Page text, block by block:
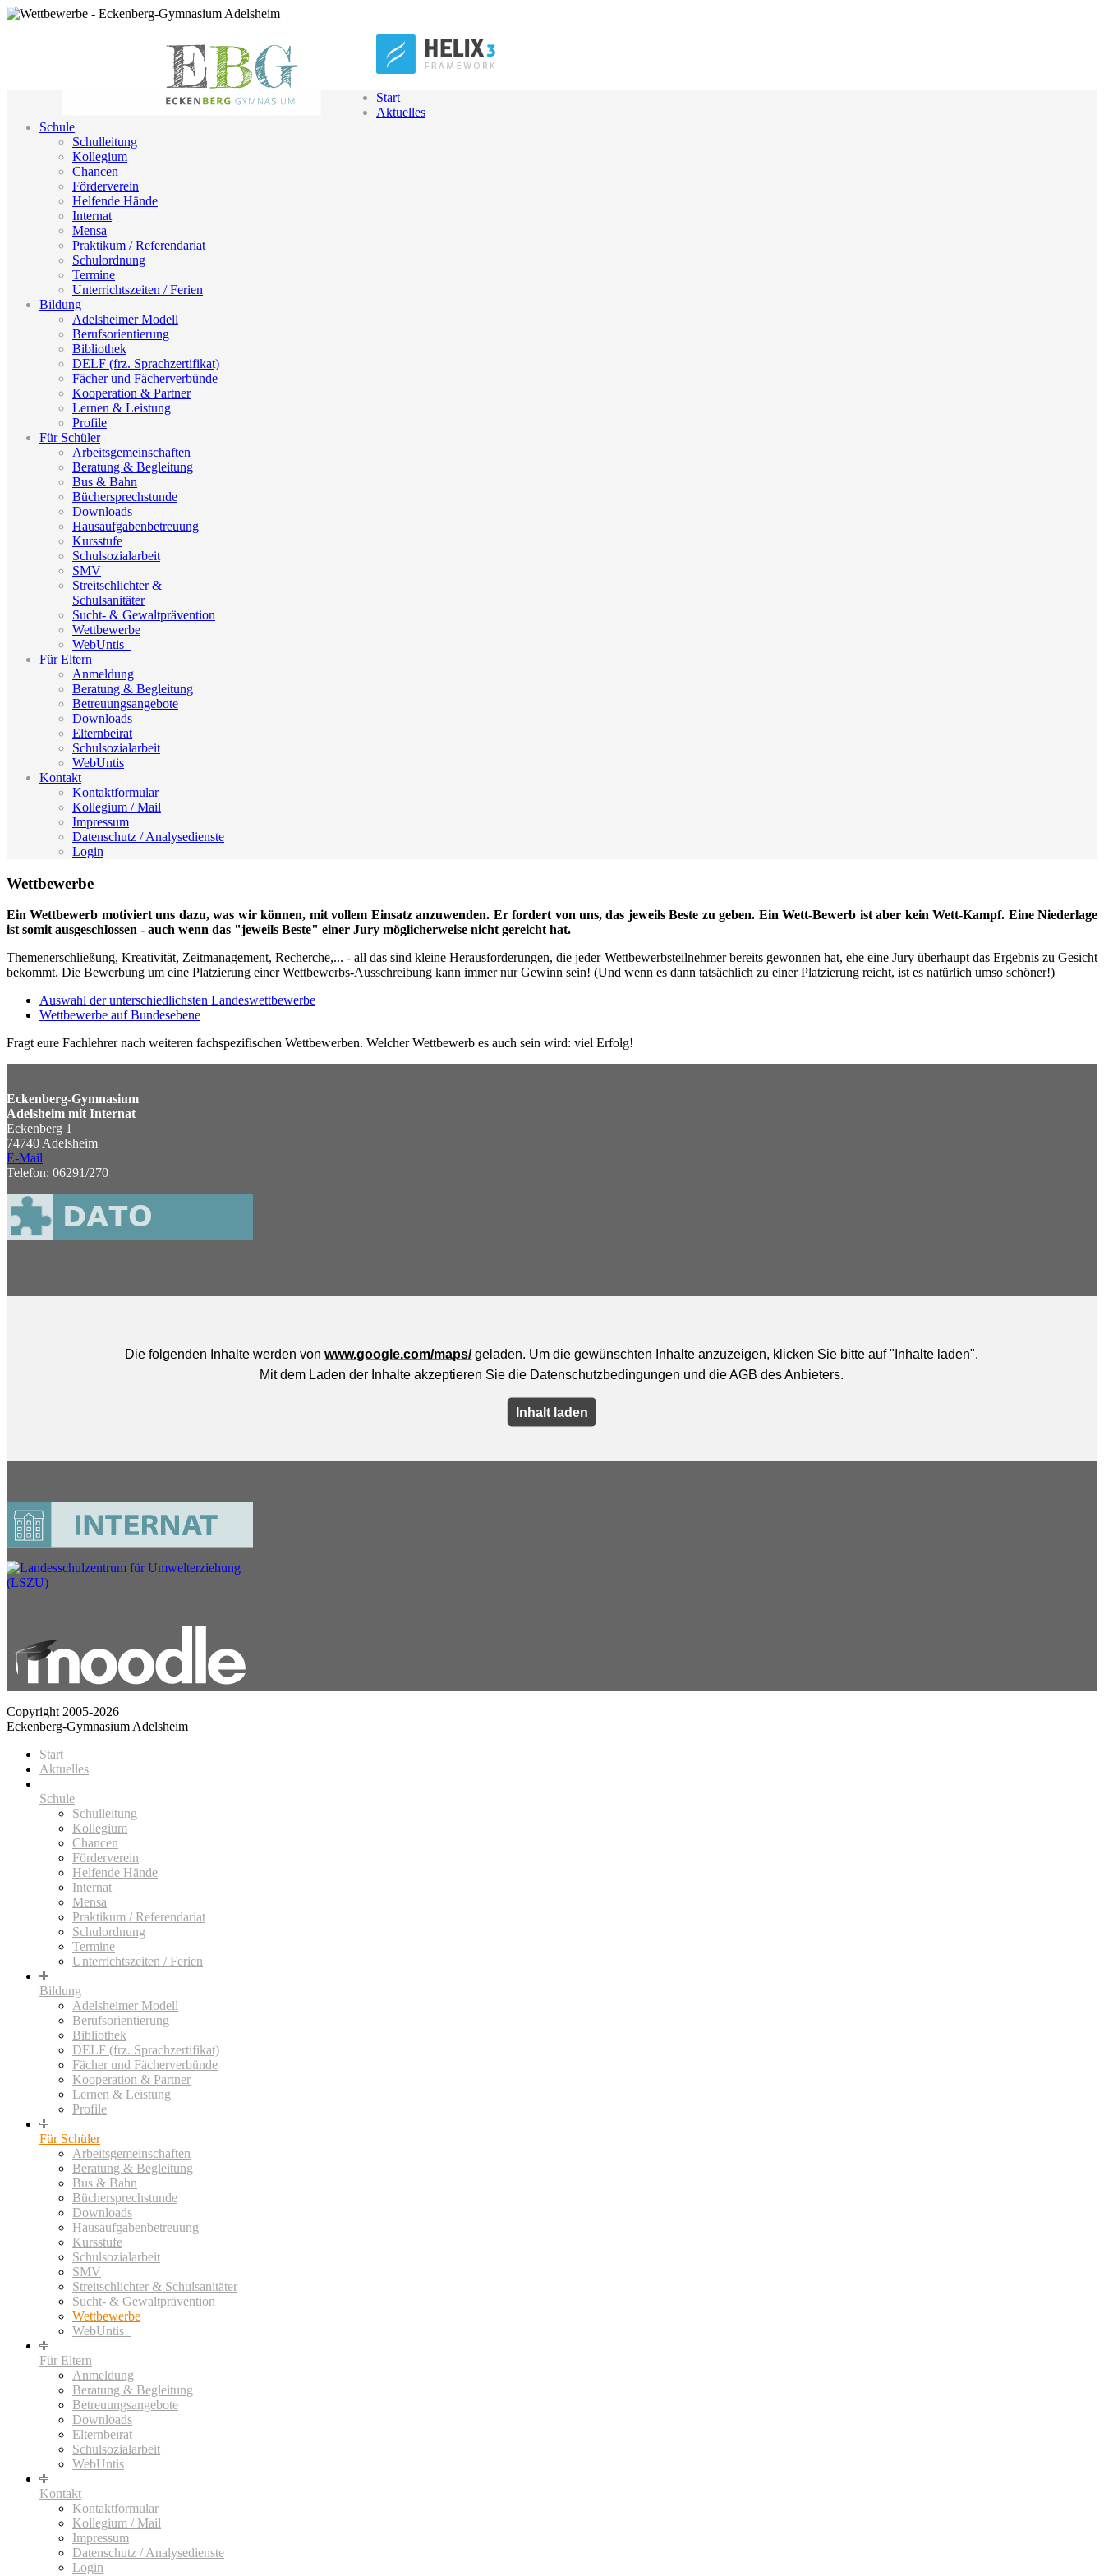
Start
Aktuelles
Schule
Schulleitung
Kollegium
Chancen
Förderverein
Helfende Hände
Internat
Mensa
Praktikum / Referendariat
Schulordnung
Termine
Unterrichtszeiten / Ferien
Bildung
Adelsheimer Modell
Berufsorientierung
Bibliothek
DELF (frz. Sprachzertifikat)
Fächer und Fächerverbünde
Kooperation & Partner
Lernen & Leistung
Profile
Für Schüler
Arbeitsgemeinschaften
Beratung & Begleitung
Bus & Bahn
Büchersprechstunde
Downloads
Hausaufgabenbetreuung
Kursstufe
Schulsozialarbeit
SMV
Streitschlichter &
Schulsanitäter
Sucht- & Gewaltprävention
Wettbewerbe
WebUntis_
Für Eltern
Anmeldung
Beratung & Begleitung
Betreuungsangebote
Downloads
Elternbeirat
Schulsozialarbeit
WebUntis
Kontakt
Kontaktformular
Kollegium / Mail
Impressum
Datenschutz / Analysedienste
Login
Wettbewerbe
Ein Wettbewerb motiviert uns dazu, was wir können, mit vollem Einsatz anzuwenden. Er fordert von uns, das jeweils Beste zu geben. Ein Wett-Bewerb ist aber kein Wett-Kampf. Eine Niederlage
ist somit ausgeschlossen - auch wenn das "jeweils Beste" einer Jury möglicherweise nicht gereicht hat.
Themenerschließung, Kreativität, Zeitmanagement, Recherche,... - all das sind kleine Herausforderungen, die jeder Wettbewerbsteilnehmer bereits gewonnen hat, ehe eine Jury überhaupt das Ergebnis zu Gesicht
bekommt. Die Bewerbung um eine Platzierung einer Wettbewerbs-Ausschreibung kann immer nur Gewinn sein! (Und wenn es dann tatsächlich zu einer Platzierung reicht, ist es natürlich umso schöner!)
Auswahl der unterschiedlichsten Landeswettbewerbe
Wettbewerbe auf Bundesebene
Fragt eure Fachlehrer nach weiteren fachspezifischen Wettbewerben. Welcher Wettbewerb es auch sein wird: viel Erfolg!
Eckenberg-Gymnasium
Adelsheim mit Internat
Eckenberg 1
74740 Adelsheim
E-Mail
Telefon: 06291/270
Copyright 2005-2026
Eckenberg-Gymnasium Adelsheim
Start
Aktuelles
Schule
Schulleitung
Kollegium
Chancen
Förderverein
Helfende Hände
Internat
Mensa
Praktikum / Referendariat
Schulordnung
Termine
Unterrichtszeiten / Ferien
Bildung
Adelsheimer Modell
Berufsorientierung
Bibliothek
DELF (frz. Sprachzertifikat)
Fächer und Fächerverbünde
Kooperation & Partner
Lernen & Leistung
Profile
Für Schüler
Arbeitsgemeinschaften
Beratung & Begleitung
Bus & Bahn
Büchersprechstunde
Downloads
Hausaufgabenbetreuung
Kursstufe
Schulsozialarbeit
SMV
Streitschlichter & Schulsanitäter
Sucht- & Gewaltprävention
Wettbewerbe
WebUntis_
Für Eltern
Anmeldung
Beratung & Begleitung
Betreuungsangebote
Downloads
Elternbeirat
Schulsozialarbeit
WebUntis
Kontakt
Kontaktformular
Kollegium / Mail
Impressum
Datenschutz / Analysedienste
Login